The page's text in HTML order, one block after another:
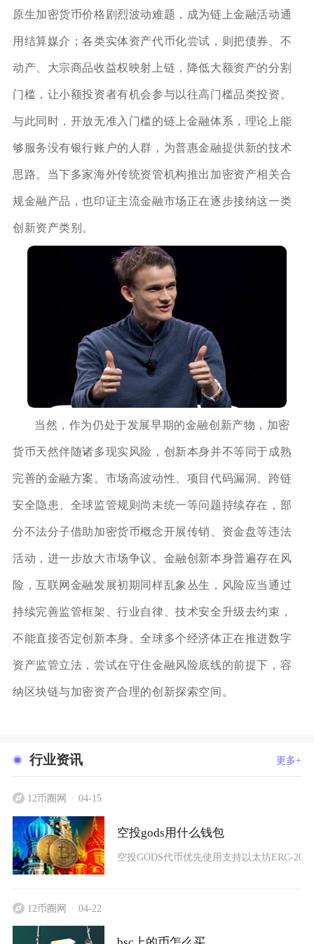
原生加密货币价格剧烈波动难题，成为链上金融活动通
用结算媒介；各类实体资产代币化尝试，则把债券、不
动产、大宗商品收益权映射上链，降低大额资产的分割
门槛，让小额投资者有机会参与以往高门槛品类投资。
与此同时，开放无准入门槛的链上金融体系，理论上能
够服务没有银行账户的人群，为普惠金融提供新的技术
思路。当下多家海外传统资管机构推出加密资产相关合
规金融产品，也印证主流金融市场正在逐步接纳这一类
创新资产类别。
当然，作为仍处于发展早期的金融创新产物，加密
货币天然伴随诸多现实风险，创新本身并不等同于成熟
完善的金融方案。市场高波动性、项目代码漏洞、跨链
安全隐患、全球监管规则尚未统一等问题持续存在，部
分不法分子借助加密货币概念开展传销、资金盘等违法
活动，进一步放大市场争议。金融创新本身普遍存在风
险，互联网金融发展初期同样乱象丛生，风险应当通过
持续完善监管框架、行业自律、技术安全升级去约束，
不能直接否定创新本身。全球多个经济体正在推进数字
资产监管立法，尝试在守住金融风险底线的前提下，容
纳区块链与加密资产合理的创新探索空间。
行业资讯 更多+
12币圈网 04-15
空投gods用什么钱包
空投GODS代币优先使用支持以太坊ERC-20
12币圈网 04-22